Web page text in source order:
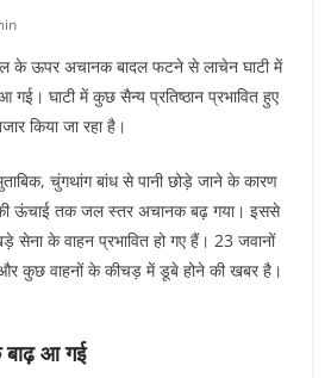
के ऊपर अचानक बादल फटने से लाचेन घाटी में
गई। घाटी में कुछ सैन्य प्रतिष्ठान प्रभावित हुए
किया जा रहा है।
चुंगथांग बांध से पानी छोड़े जाने के कारण
ऊंचाई तक जल स्तर अचानक बढ़ गया। इससे
सेना के वाहन प्रभावित हो गए हैं। 23 जवानों
कुछ वाहनों के कीचड़ में डूबे होने की खबर है।
बाढ़ आ गई